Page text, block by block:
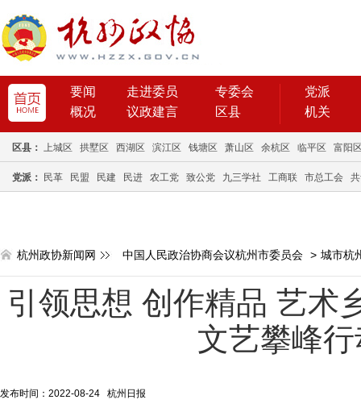
要闻 走进委员
专委会
概况
议政建言 区县
党派
机关
区县： 上城区 拱墅区 西湖区 滨江区 钱塘区 萧山区 余杭区 临平区 富阳
党派： 民革 民盟 民建 民进 农工党 致公党 九三学社 工商联 市总工会
杭州政协新闻网 中国人民政治协商会议杭州市委员会 > 城市杭
引领思想 创作精品 艺术
文艺攀峰
发布时间：2022-08-24 杭州日报